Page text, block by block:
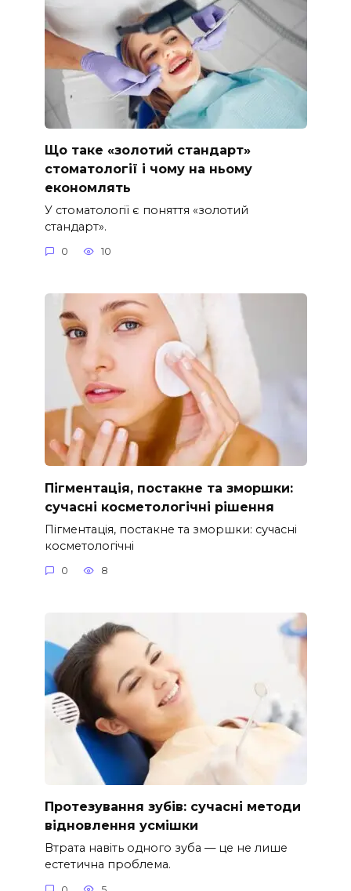
Що таке «золотий стандарт»
стоматології і чому на ньому
економлять
У стоматології є поняття «золотий
стандарт».
0 10
Пігментація, постакне та зморшки:
сучасні косметологічні рішення
Пігментація, постакне та зморшки: сучасні
косметологічні
0 8
Протезування зубів: сучасні методи
відновлення усмішки
Втрата навіть одного зуба — це не лише
естетична проблема.